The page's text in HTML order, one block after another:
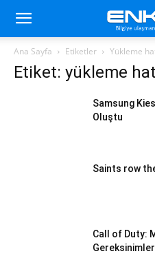
Ana Sayfa Etiketler Yükleme
Etiket: yükleme
Samsung
Oluştu
Saints row
Call of Duty: